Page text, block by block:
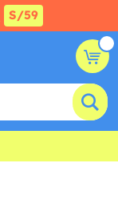
S/59